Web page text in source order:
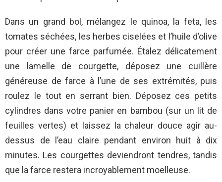
Dans un grand bol, mélangez le quinoa, la feta, les
tomates séchées, les herbes ciselées et l’huile d’olive
pour créer une farce parfumée. Étalez délicatement
une lamelle de courgette, déposez une cuillère
généreuse de farce à l’une de ses extrémités, puis
roulez le tout en serrant bien. Déposez ces petits
cylindres dans votre panier en bambou (sur un lit de
feuilles vertes) et laissez la chaleur douce agir au-
dessus de l’eau claire pendant environ huit à dix
minutes. Les courgettes deviendront tendres, tandis
que la farce restera incroyablement moelleuse.